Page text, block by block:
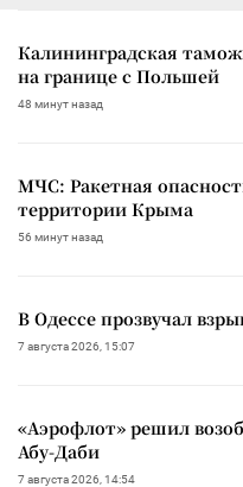
Калининградская
на границе с Польшей
48 минут назад
МЧС: Ракетная
территории Крыма
56 минут назад
В Одессе прозвучал
7 августа 2026, 15:07
«Аэрофлот» решил
Абу-Даби
7 августа 2026, 14:54